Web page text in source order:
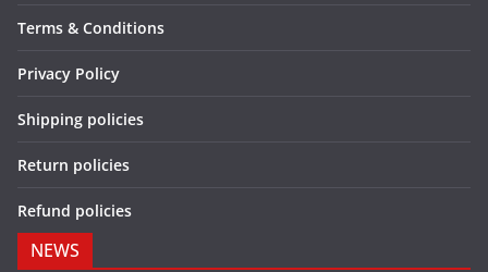
Terms & Conditions
Privacy Policy
Shipping policies
Return policies
Refund policies
NEWS